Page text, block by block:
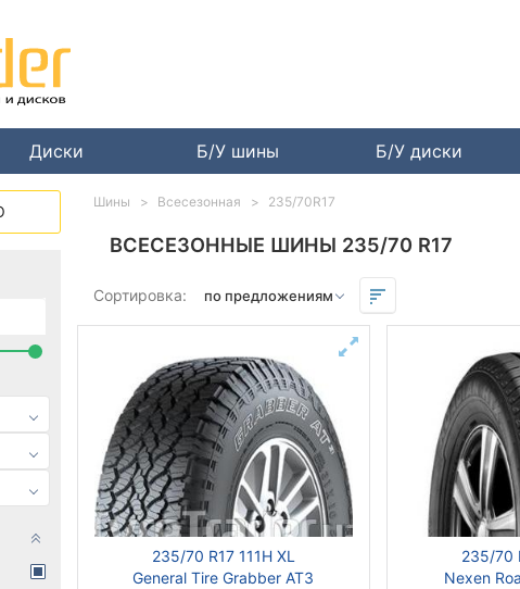
Диски Б/У шины Б/У диски
ВСЕСЕЗОННЫЕ ШИНЫ 235/70 R17
Сортировка:
235/70 R17 111H XL
General Tire Grabber AT3
235/70
Nexen
Шины Всесезонная 235/70R17